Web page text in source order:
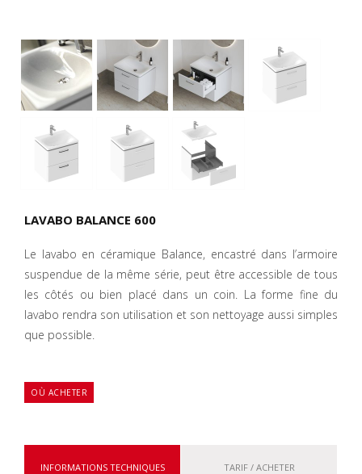
LAVABO BALANCE 600
Le lavabo en céramique Balance, encastré dans l’armoire
suspendue de la même série, peut être accessible de tous
les côtés ou bien placé dans un coin. La forme fine du
lavabo rendra son utilisation et son nettoyage aussi simples
que possible.
OÙ ACHETER
INFORMATIONS TECHNIQUES TARIF / ACHETER